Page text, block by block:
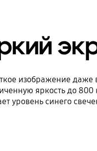
изображение
яркость до 800
уровень синего